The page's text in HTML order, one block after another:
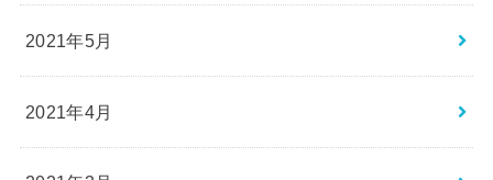
2021年5月
2021年4月